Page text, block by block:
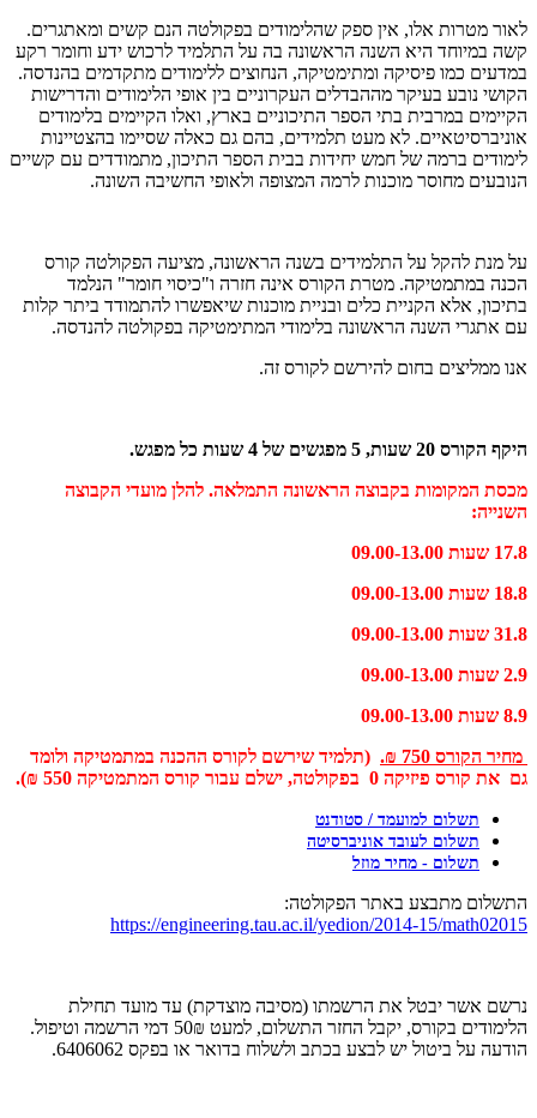
לאור מטרות אלו, אין ספק שהלימודים בפקולטה הנם קשים ומאתגרים.
קשה במיוחד היא השנה הראשונה בה על התלמיד לרכוש ידע וחומר רקע
במדעים כמו פיסיקה ומתימטיקה, הנחוצים ללימודים מתקדמים בהנדסה.
הקושי נובע בעיקר מההבדלים העקרוניים בין אופי הלימודים והדרישות
הקיימים במרבית בתי הספר התיכוניים בארץ, ואלו הקיימים בלימודים
אוניברסיטאיים. לא מעט תלמידים, בהם גם כאלה שסיימו בהצטיינות
לימודים ברמה של חמש יחידות בבית הספר התיכון, מתמודדים עם קשיים
הנובעים מחוסר מוכנות לרמה המצופה ולאופי החשיבה השונה.
על מנת להקל על התלמידים בשנה הראשונה, מציעה הפקולטה קורס
הכנה במתמטיקה. מטרת הקורס אינה חזרה ו"כיסוי חומר" הנלמד
בתיכון, אלא הקניית כלים ובניית מוכנות שיאפשרו להתמודד ביתר קלות
עם אתגרי השנה הראשונה בלימודי המתימטיקה בפקולטה להנדסה.
אנו ממליצים בחום להירשם לקורס זה.
היקף הקורס 20 שעות, 5 מפגשים של 4 שעות כל מפגש.
מכסת המקומות בקבוצה הראשונה התמלאה. להלן מועדי הקבוצה
השנייה:
17.8 שעות 09.00-13.00
18.8 שעות 09.00-13.00
31.8 שעות 09.00-13.00
2.9 שעות 09.00-13.00
8.9 שעות 09.00-13.00
מחיר הקורס 750 ₪.
(תלמיד שירשם לקורס ההכנה במתמטיקה ולומד
גם את קורס פיזיקה 0 בפקולטה, ישלם עבור קורס המתמטיקה 550 ₪).
תשלום למועמד / סטודנט
תשלום לעובד אוניברסיטה
תשלום - מחיר מוזל
התשלום מתבצע באתר הפקולטה:
https://engineering.tau.ac.il/yedion/2014-15/math02015
נרשם אשר יבטל את הרשמתו (מסיבה מוצדקת) עד מועד תחילת
הלימודים בקורס, יקבל החזר התשלום, למעט 50₪ דמי הרשמה וטיפול.
הודעה על ביטול יש לבצע בכתב ולשלוח בדואר או בפקס 6406062.